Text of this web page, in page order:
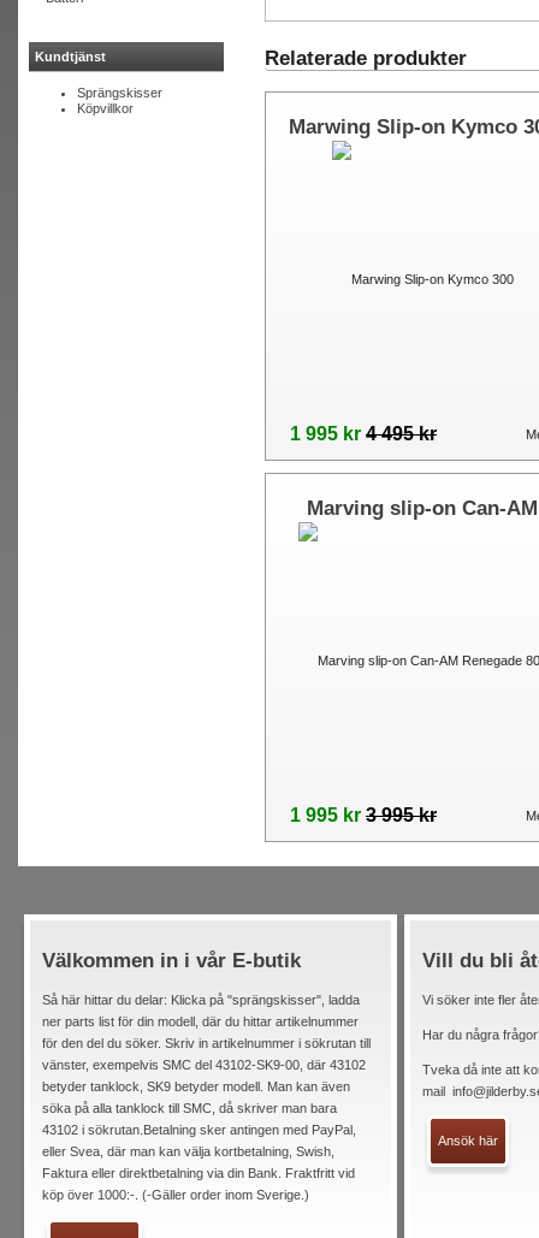
Kundtjänst
Sprängskisser
Köpvillkor
Relaterade produkter
Marwing Slip-on Kymco
1 995 kr 4 495 kr
Marving slip-on Can-AM
1 995 kr 3 995 kr
Välkommen in i vår E-butik
Så här hittar du delar: Klicka på "sprängskisser", ladda
ner parts list för din modell, där du hittar artikelnummer
för den del du söker. Skriv in artikelnummer i sökrutan till
vänster, exempelvis SMC del 43102-SK9-00, där 43102
betyder tanklock, SK9 betyder modell. Man kan även
söka på alla tanklock till SMC, då skriver man bara
43102 i sökrutan.Betalning sker antingen med PayPal,
eller Svea, där man kan välja kortbetalning, Swish,
Faktura eller direktbetalning via din Bank. Fraktfritt vid
köp över 1000:-. (-Gäller order inom Sverige.)
Vill du bli
Vi söker inte fler
Har du några
Tveka då inte att
mail
Ansök här